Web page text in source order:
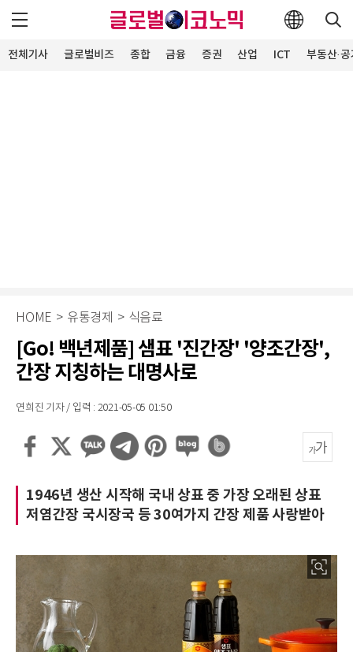
전체기사 글로벌비즈 종합 금융 증권 산업 ICT 부동산·
HOME > 유통경제 > 식음료
[Go! 백년제품] 샘표 '진간장' '양조간장',
간장 지칭하는 대명사로
연희진 기자 / 입력 : 2021-05-05 01:50
1946년 생산 시작해 국내 상표 중 가장 오래된 상표
저염간장 국시장국 등 30여가지 간장 제품 사랑받아